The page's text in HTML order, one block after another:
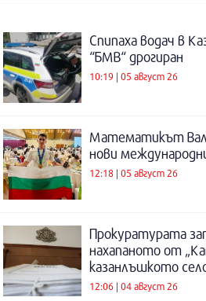
Спипаха водач в
“БМВ“ дрогиран
10:19 | 05 август 26
Математикът
нови
12:18 | 05 август 26
Прокуратурата
нахапаното от
казанлъшкото
12:06 | 04 август 26